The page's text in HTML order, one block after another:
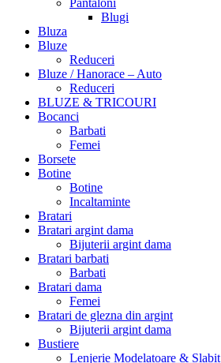
Pantaloni
Blugi
Bluza
Bluze
Reduceri
Bluze / Hanorace – Auto
Reduceri
BLUZE & TRICOURI
Bocanci
Barbati
Femei
Borsete
Botine
Botine
Incaltaminte
Bratari
Bratari argint dama
Bijuterii argint dama
Bratari barbati
Barbati
Bratari dama
Femei
Bratari de glezna din argint
Bijuterii argint dama
Bustiere
Lenjerie Modelatoare & Slabit